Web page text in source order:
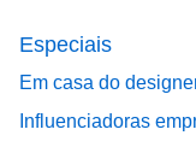
Especiais
Em casa do
Influenciadoras